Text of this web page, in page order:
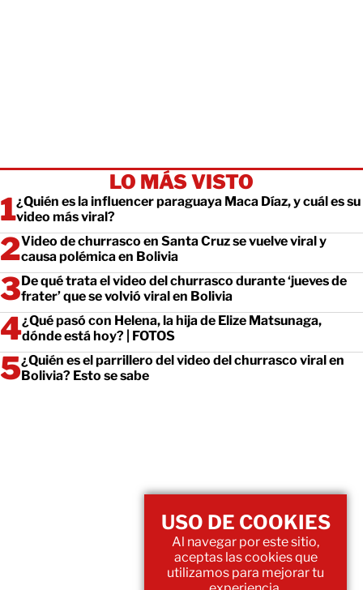
LO MÁS VISTO
¿Quién es la influencer paraguaya Maca Díaz, y cuál es su
video más viral?
Video de churrasco en Santa Cruz se vuelve viral y
causa polémica en Bolivia
De qué trata el video del churrasco durante ‘jueves de
frater’ que se volvió viral en Bolivia
¿Qué pasó con Helena, la hija de Elize Matsunaga,
dónde está hoy? | FOTOS
¿Quién es el parrillero del video del churrasco viral en
Bolivia? Esto se sabe
USO DE COOKIES
Al navegar por este sitio,
aceptas las cookies que
utilizamos para mejorar tu